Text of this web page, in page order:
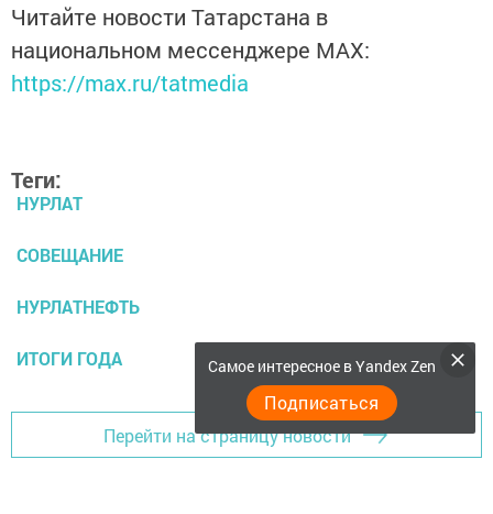
Читайте новости Татарстана в
национальном мессенджере MАХ:
https://max.ru/tatmedia
Теги:
НУРЛАТ
СОВЕЩАНИЕ
НУРЛАТНЕФТЬ
ИТОГИ ГОДА
Перейти на страницу новости
Самое интересное в Yandex Zen
Подписаться